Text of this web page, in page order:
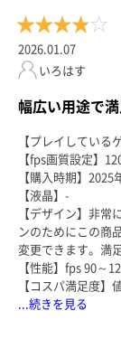
2026.01.07
いろはす
幅広い用途で
【プレイしている
【fps画質設定】
【購入時期】2025
【液晶】-
【デザイン】非
ンのためにこの商
変更できます。満
【性能】fps 90～
【コスパ満足度】
...続きを見る